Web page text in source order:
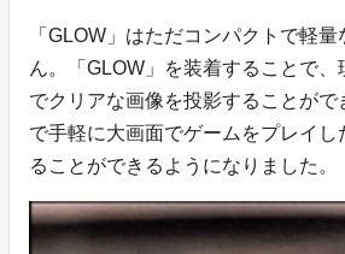
「GLOW」はただコンパクトで軽
ん。「GLOW」を装着することで
でクリアな画像を投影することがで
で手軽に大画面でゲームをプレイし
ることができるようになりました。